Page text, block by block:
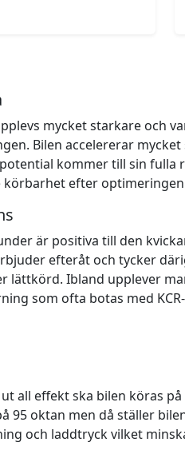
mycket starkare och
Bilen accelererar mycket
kommer till sin fulla
efter
är positiva till den
efteråt och tycker
lättkörd. Ibland upplever
som ofta botas med
all effekt ska bilen köras
95 oktan men då ställer
och laddtryck vilket